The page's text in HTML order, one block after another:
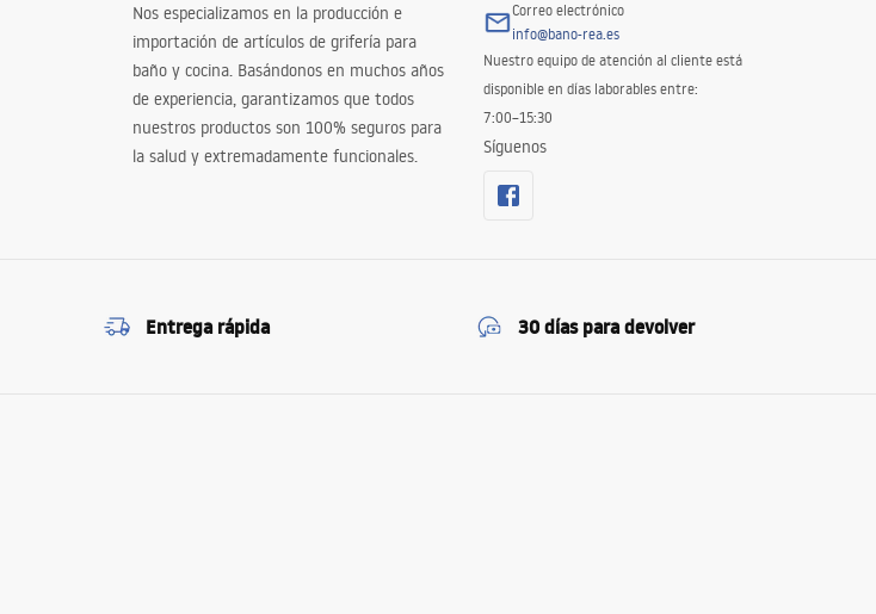
Nos especializamos en la producción e
importación de artículos de grifería para
baño y cocina. Basándonos en muchos años
de experiencia, garantizamos que todos
nuestros productos son 100% seguros para
la salud y extremadamente funcionales.
Correo electrónico
info@bano-rea.es
Nuestro equipo de atención al cliente está
disponible en días laborables entre:
7:00–15:30
Síguenos
Entrega rápida 30 días para devolver